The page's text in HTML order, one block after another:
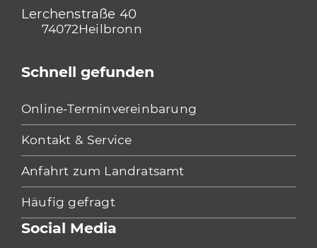
Lerchenstraße 40
74072Heilbronn
Schnell gefunden
Online-Terminvereinbarung
Kontakt & Service
Anfahrt zum Landratsamt
Häufig gefragt
Social Media